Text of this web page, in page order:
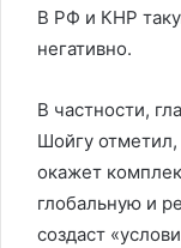
В РФ и КНР
негативно.
В частности,
Шойгу отметил,
окажет
глобальную и
создаст